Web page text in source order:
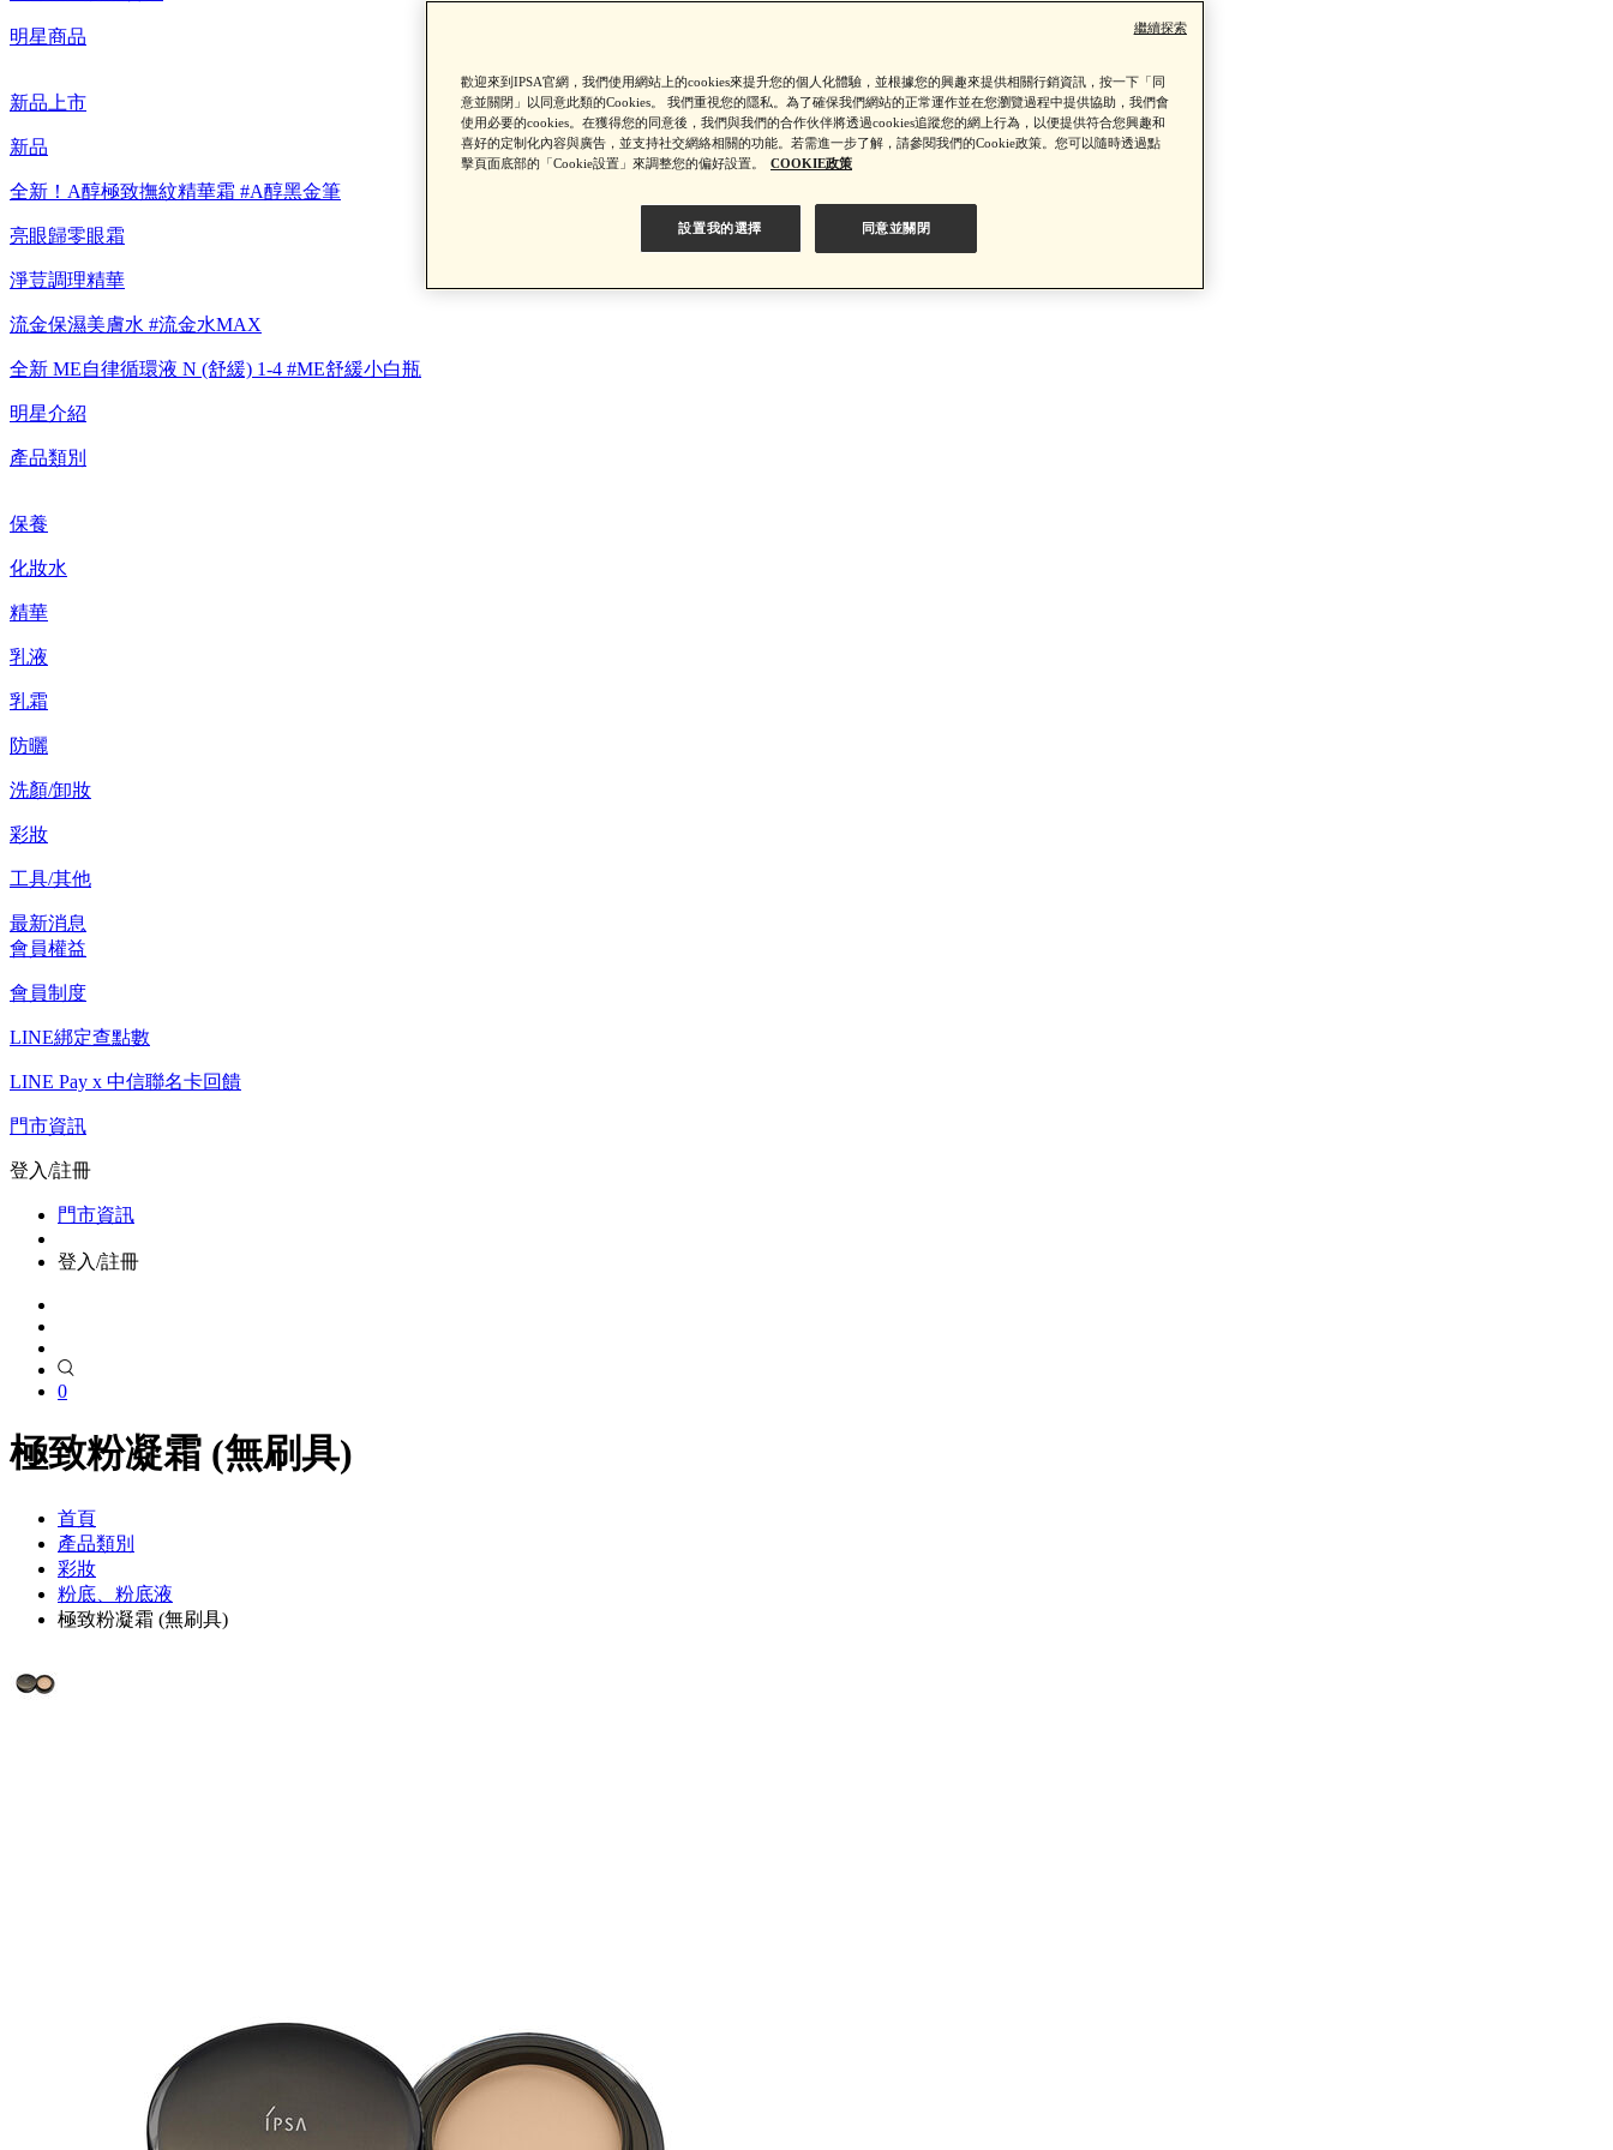
【8/4-8/9 新客LINE購物導購滿$2,000送100點LINE POINTS！】▼點我了解詳情
明星商品
新品上市
新品
全新！A醇極致撫紋精華霜 #A醇黑金筆
亮眼歸零眼霜
淨荳調理精華
流金保濕美膚水 #流金水MAX
全新 ME自律循環液 N (舒緩) 1-4 #ME舒緩小白瓶
明星介紹
產品類別
保養
化妝水
精華
乳液
乳霜
防曬
洗顏/卸妝
彩妝
工具/其他
最新消息
會員權益
會員制度
LINE綁定查點數
LINE Pay x 中信聯名卡回饋
門市資訊
登入/註冊
門市資訊
登入/註冊
0
極致粉凝霜 (無刷具)
首頁
產品類別
彩妝
粉底、粉底液
極致粉凝霜 (無刷具)
歡迎來到IPSA官網，我們使用網站上的cookies來提升您的個人化體驗，並根據您的興趣來提供相關行銷資訊，按一下「同
意並關閉」以同意此類的Cookies。 我們重視您的隱私。為了確保我們網站的正常運作並在您瀏覽過程中提供協助，我們會
使用必要的cookies。在獲得您的同意後，我們與我們的合作伙伴將透過cookies追蹤您的網上行為，以便提供符合您興趣和
喜好的定制化內容與廣告，並支持社交網絡相關的功能。若需進一步了解，請參閱我們的Cookie政策。您可以隨時透過點
擊頁面底部的「Cookie設置」來調整您的偏好設置。
COOKIE政策
設置我的選擇 同意並關閉
繼續探索